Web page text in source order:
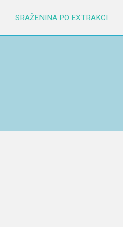
SRAŽENINA PO EXTRAKCI